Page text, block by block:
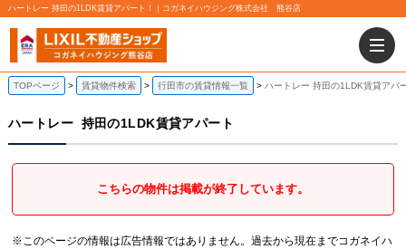
ハートレー 持田の1LDK賃貸アパート！｜コガネイハウジング株式会社 熊谷店
TOPページ 賃貸物件検索 行田市の賃貸情報一覧 ハートレー 持田の1LDK賃貸アパ
ハートレー 持田の1LDK賃貸アパート
こちらの物件は掲載が終了しています。
※このページの情報は広告情報ではありません。過去から現在までコガネイハ